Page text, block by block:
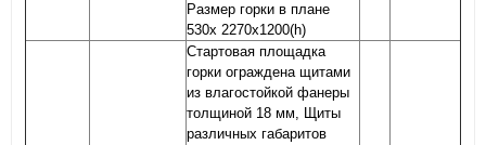
Размер горки в плане
530х 2270х1200(h)
Стартовая площадка
горки ограждена щитами
из влагостойкой фанеры
толщиной 18 мм, Щиты
различных габаритов